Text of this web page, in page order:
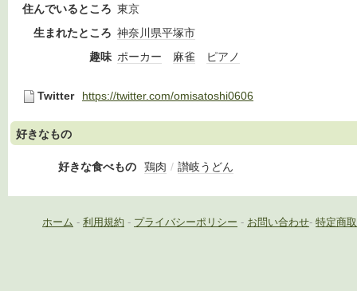
住んでいるところ 東京
生まれたところ 神奈川県平塚市
趣味 ポーカー 麻雀 ピアノ
Twitter https://twitter.com/omisatoshi0606
好きなもの
好きな食べもの 鶏肉 / 讃岐うどん
ホーム - 利用規約 - プライバシーポリシー - お問い合わせ- 特定商